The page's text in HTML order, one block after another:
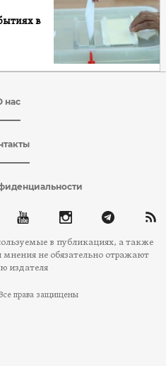
в
нас
в публикациях, а также
не обязательно отражают
издателя
права защищены